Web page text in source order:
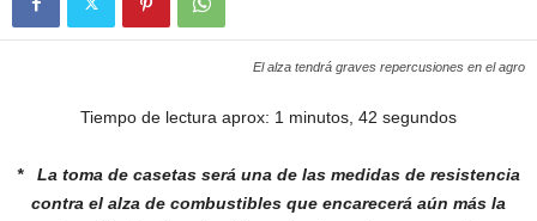
El alza tendrá graves repercusiones en el agro
Tiempo de lectura aprox: 1 minutos, 42 segundos
* La toma de casetas será una de las medidas de resistencia
contra el alza de combustibles que encarecerá aún más la